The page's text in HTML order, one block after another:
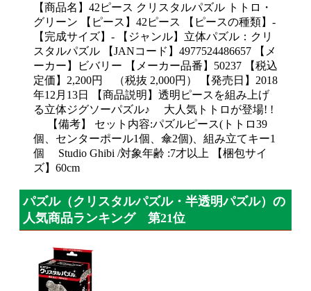
【商品名】42ピース クリスタルパズル トトロ・
グリーン 【ピース】42ピース 【ピースの種類】-
【完成サイズ】- 【ジャンル】立体パズル：クリ
スタルパズル 【JANコード】4977524486657 【メ
ーカー】ビバリー 【メーカー品番】50237 【税込
定価】2,200円 （税抜 2,000円） 【発売日】2018
年12月13日 【商品説明】透明ピースを組み上げ
る立体ジグソーパズル♪ 大人気トトロが登場! !
【備考】 セット内容:パズルピース(トトロ39
個、センターポール1個、傘2個)、組み立てキー1
個 Studio Ghibi /対象年齢 :7才以上 【梱包サイ
ズ】60cm
パズル（クリスタルパズル・半透明パズル）の
人気商品ランキング 第21位